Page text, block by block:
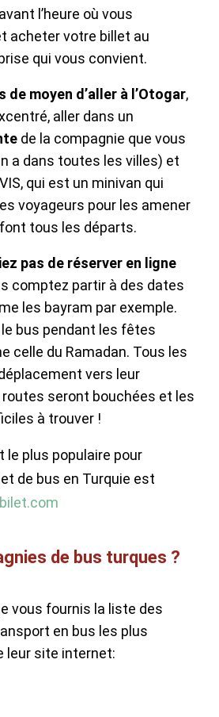
l’heure où vous
acheter votre billet au
qui vous convient.
de moyen d’aller à l’Otogar,
aller dans un
de la compagnie que vous
a dans toutes les villes) et
qui est un minivan qui
voyageurs pour les amener
font tous les départs.
pas de réserver en ligne
comptez partir à des dates
les bayram par exemple.
bus pendant les fêtes
celle du Ramadan. Tous les
vers leur
seront bouchées et les
à trouver !
le plus populaire pour
de bus en Turquie est
de bus turques ?
vous fournis la liste des
en bus les plus
leur site internet: